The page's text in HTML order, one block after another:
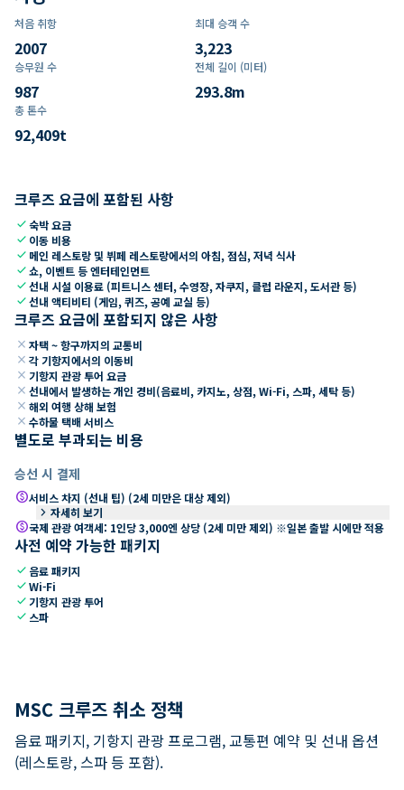
처음 취항
2007
최대 승객 수
3,223
승무원 수
987
전체 길이 (미터)
293.8m
총 톤수
92,409t
크루즈 요금에 포함된 사항
check숙박 요금
check 이동 비용
check 메인 레스토랑 및 뷔페 레스토랑에서의 아침, 점심, 저녁 식사
check쇼, 이벤트 등 엔터테인먼트
check선내 시설 이용료 (피트니스 센터, 수영장, 자쿠지, 클럽 라운지, 도서관 등)
check선내 액티비티 (게임, 퀴즈, 공예 교실 등)
크루즈 요금에 포함되지 않은 사항
close 자택 ~ 항구까지의 교통비
close 각 기항지에서의 이동비
close 기항지 관광 투어 요금
close 선내에서 발생하는 개인 경비(음료비, 카지노, 상점, Wi-Fi, 스파, 세탁 등)
close 해외 여행 상해 보험
close 수하물 택배 서비스
별도로 부과되는 비용
승선 시 결제
paid서비스 차지 (선내 팁) (2세 미만은 대상 제외)
keyboard_arrow_right 자세히 보기
paid국제 관광 여객세: 1인당 3,000엔 상당 (2세 미만 제외) ※일본 출발 시에만 적용
사전 예약 가능한 패키지
check 음료 패키지
checkWi-Fi
check 기항지 관광 투어
check 스파
MSC 크루즈 취소 정책
음료 패키지, 기항지 관광 프로그램, 교통편 예약 및 선내 옵션
(레스토랑, 스파 등 포함).